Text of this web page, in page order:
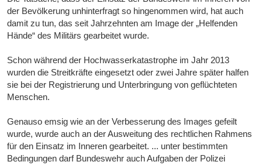
der Bevölkerung unhinterfragt so hingenommen wird, hat auch
damit zu tun, das seit Jahrzehnten am Image der „Helfenden
Hände“ des Militärs gearbeitet wurde.
Schon während der Hochwasserkatastrophe im Jahr 2013
wurden die Streitkräfte eingesetzt oder zwei Jahre später halfen
sie bei der Registrierung und Unterbringung von geflüchteten
Menschen.
Genauso emsig wie an der Verbesserung des Images gefeilt
wurde, wurde auch an der Ausweitung des rechtlichen Rahmens
für den Einsatz im Inneren gearbeitet. ... unter bestimmten
Bedingungen darf Bundeswehr auch Aufgaben der Polizei